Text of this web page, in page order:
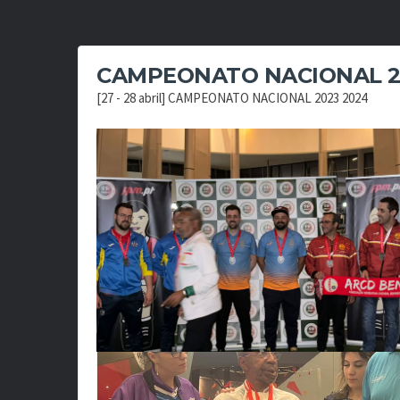
CAMPEONATO NACIONAL
[27 - 28 abril] CAMPEONATO NACIONAL 2023 2024